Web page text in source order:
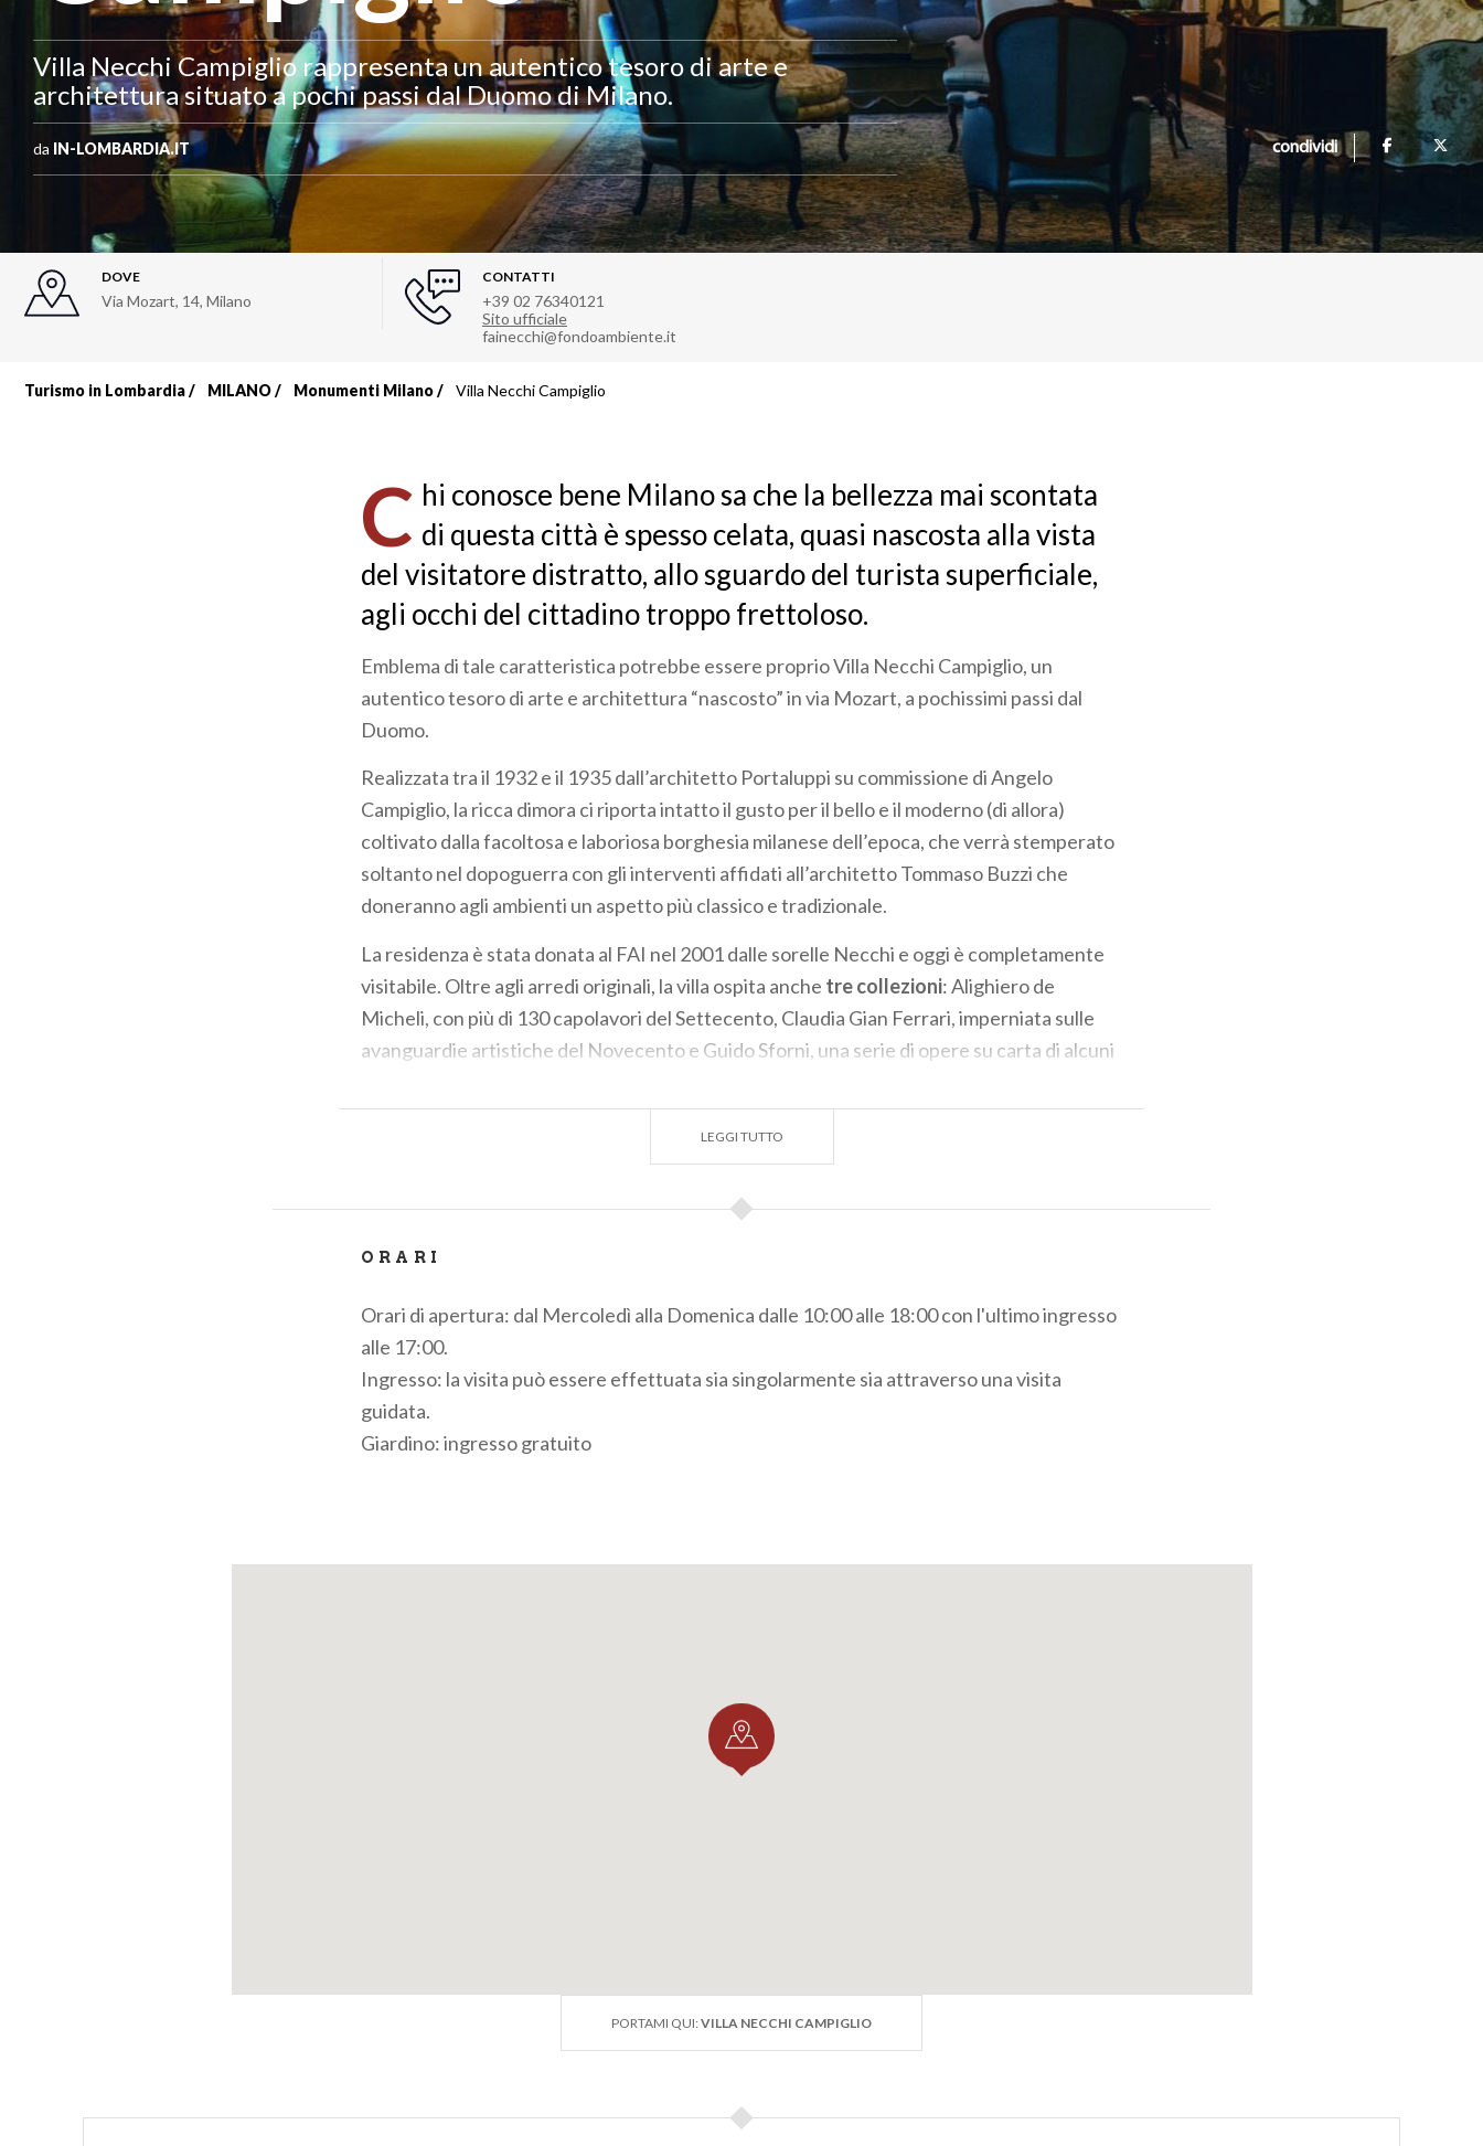
Villa Necchi Campiglio rappresenta un autentico tesoro di arte e
architettura situato a pochi passi dal Duomo di Milano.
da IN-LOMBARDIA.IT condividi
DOVE
Via Mozart, 14, Milano
CONTATTI
+39 02 76340121
Sito ufficiale
fainecchi@fondoambiente.it
Turismo in Lombardia MILANO Monumenti Milano Villa Necchi Campiglio
C hi conosce bene Milano sa che la bellezza mai scontata
di questa città è spesso celata, quasi nascosta alla vista
del visitatore distratto, allo sguardo del turista superficiale,
agli occhi del cittadino troppo frettoloso.
Emblema di tale caratteristica potrebbe essere proprio Villa Necchi Campiglio, un
autentico tesoro di arte e architettura “nascosto” in via Mozart, a pochissimi passi dal
Duomo.
Realizzata tra il 1932 e il 1935 dall’architetto Portaluppi su commissione di Angelo
Campiglio, la ricca dimora ci riporta intatto il gusto per il bello e il moderno (di allora)
coltivato dalla facoltosa e laboriosa borghesia milanese dell’epoca, che verrà stemperato
soltanto nel dopoguerra con gli interventi affidati all’architetto Tommaso Buzzi che
doneranno agli ambienti un aspetto più classico e tradizionale.
La residenza è stata donata al FAI nel 2001 dalle sorelle Necchi e oggi è completamente
visitabile. Oltre agli arredi originali, la villa ospita anche tre collezioni: Alighiero de
Micheli, con più di 130 capolavori del Settecento, Claudia Gian Ferrari, imperniata sulle
avanguardie artistiche del Novecento e Guido Sforni, una serie di opere su carta di alcuni
LEGGI TUTTO
ORARI
Orari di apertura: dal Mercoledì alla Domenica dalle 10:00 alle 18:00 con l'ultimo ingresso
alle 17:00.
Ingresso: la visita può essere effettuata sia singolarmente sia attraverso una visita
guidata.
Giardino: ingresso gratuito
PORTAMI QUI: VILLA NECCHI CAMPIGLIO